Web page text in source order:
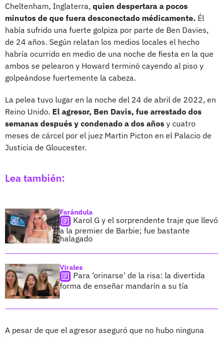
Cheltenham, Inglaterra, quien despertara a pocos
minutos de que fuera desconectado médicamente. Él
había sufrido una fuerte golpiza por parte de Ben Davies,
de 24 años. Según relatan los medios locales el hecho
habría ocurrido en medio de una noche de fiesta en la que
ambos se pelearon y Howard terminó cayendo al piso y
golpeándose fuertemente la cabeza.
La pelea tuvo lugar en la noche del 24 de abril de 2022, en
Reino Unido. El agresor, Ben Davis, fue arrestado dos
semanas después y condenado a dos años y cuatro
meses de cárcel por el juez Martin Picton en el Palacio de
Justicia de Gloucester.
Lea también:
Farándula
Karol G y el sorprendente traje que llevó
a la premier de Barbie; fue bastante
halagado
Virales
Para ‘orinarse’ de la risa: la divertida
forma de enseñar mandarín a su tía
A pesar de que el agresor aseguró que no hubo ninguna